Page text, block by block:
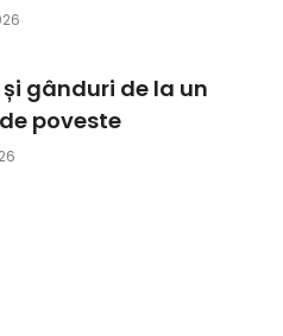
gânduri de la un
poveste